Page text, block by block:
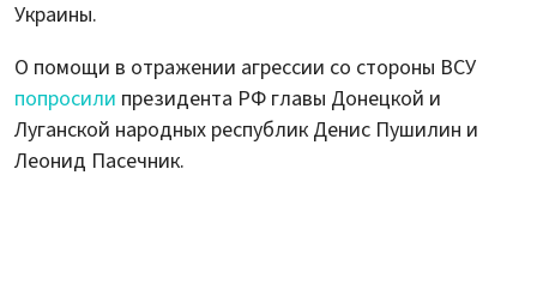
Украины.
О помощи в отражении агрессии со стороны ВСУ
попросили президента РФ главы Донецкой и
Луганской народных республик Денис Пушилин и
Леонид Пасечник.